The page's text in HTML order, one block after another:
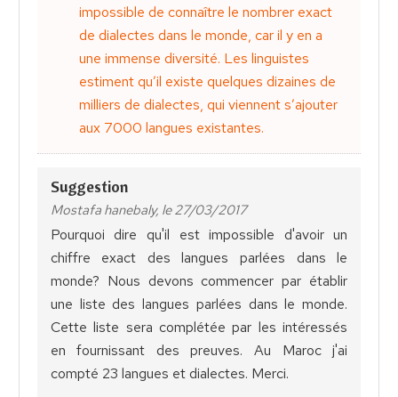
impossible de connaître le nombrer exact
de dialectes dans le monde, car il y en a
une immense diversité. Les linguistes
estiment qu’il existe quelques dizaines de
milliers de dialectes, qui viennent s’ajouter
aux 7000 langues existantes.
Suggestion
Mostafa hanebaly, le 27/03/2017
Pourquoi dire qu'il est impossible d'avoir un
chiffre exact des langues parlées dans le
monde? Nous devons commencer par établir
une liste des langues parlées dans le monde.
Cette liste sera complétée par les intéressés
en fournissant des preuves. Au Maroc j'ai
compté 23 langues et dialectes. Merci.